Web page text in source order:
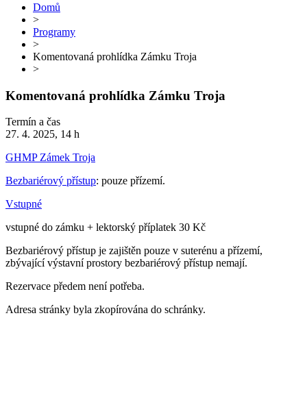
Domů
>
Programy
>
Komentovaná prohlídka Zámku Troja
>
Komentovaná prohlídka Zámku Troja
Termín a čas
27. 4. 2025, 14 h
GHMP Zámek Troja
Bezbariérový přístup: pouze přízemí.
Vstupné
vstupné do zámku + lektorský příplatek 30 Kč
Bezbariérový přístup je zajištěn pouze v suterénu a přízemí,
zbývající výstavní prostory bezbariérový přístup nemají.
Rezervace předem není potřeba.
Adresa stránky byla zkopírována do schránky.